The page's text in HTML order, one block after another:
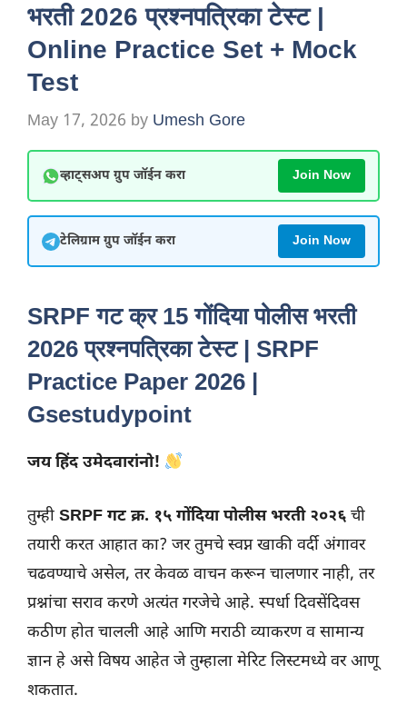
भरती 2026 प्रश्नपत्रिका टेस्ट |
Online Practice Set + Mock
Test
May 17, 2026 by Umesh Gore
व्हाट्सअप ग्रुप जॉईन करा Join Now
टेलिग्राम ग्रुप जॉईन करा Join Now
SRPF गट क्र 15 गोंदिया पोलीस भरती
2026 प्रश्नपत्रिका टेस्ट | SRPF
Practice Paper 2026 |
Gsestudypoint
जय हिंद उमेदवारांनो!
तुम्ही SRPF गट क्र. १५ गोंदिया पोलीस भरती २०२६ ची
तयारी करत आहात का? जर तुमचे स्वप्न खाकी वर्दी अंगावर
चढवण्याचे असेल, तर केवळ वाचन करून चालणार नाही, तर
प्रश्नांचा सराव करणे अत्यंत गरजेचे आहे. स्पर्धा दिवसेंदिवस
कठीण होत चालली आहे आणि मराठी व्याकरण व सामान्य
ज्ञान हे असे विषय आहेत जे तुम्हाला मेरिट लिस्टमध्ये वर आणू
शकतात.